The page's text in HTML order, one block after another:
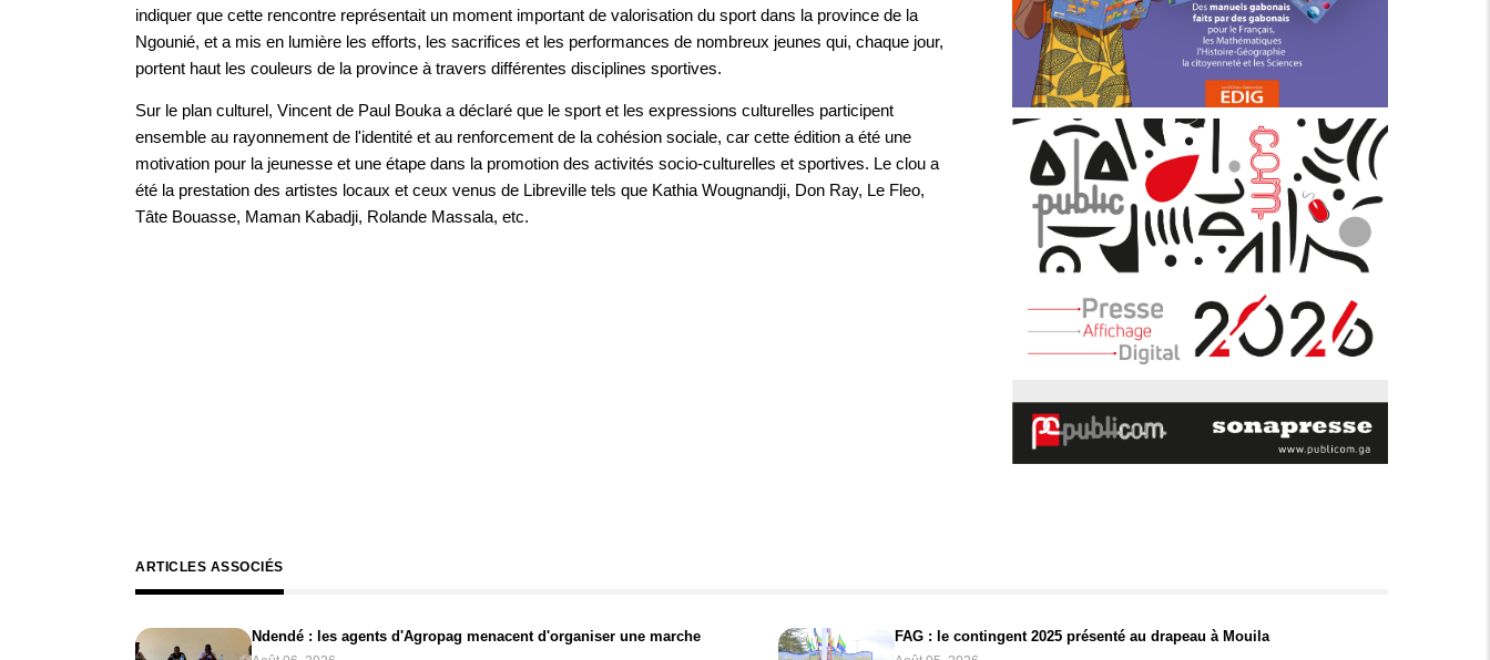
indiquer que cette rencontre représentait un moment important de valorisation du sport dans la province de la
Ngounié, et a mis en lumière les efforts, les sacrifices et les performances de nombreux jeunes qui, chaque jour,
portent haut les couleurs de la province à travers différentes disciplines sportives.
Sur le plan culturel, Vincent de Paul Bouka a déclaré que le sport et les expressions culturelles participent
ensemble au rayonnement de l'identité et au renforcement de la cohésion sociale, car cette édition a été une
motivation pour la jeunesse et une étape dans la promotion des activités socio-culturelles et sportives. Le clou a
été la prestation des artistes locaux et ceux venus de Libreville tels que Kathia Wougnandji, Don Ray, Le Fleo,
Tâte Bouasse, Maman Kabadji, Rolande Massala, etc.
ARTICLES ASSOCIÉS
Ndendé : les agents d'Agropag menacent d'organiser une marche FAG : le contingent 2025 présenté au drapeau à Mouila